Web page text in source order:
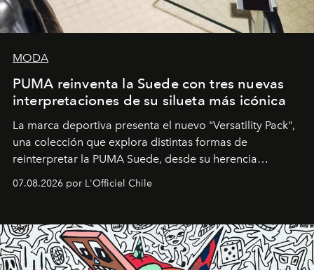
MODA
PUMA reinventa la Suede con tres nuevas
interpretaciones de su silueta más icónica
La marca deportiva presenta el nuevo "Versatility Pack",
una colección que explora distintas formas de
reinterpretar la PUMA Suede, desde su herencia
diseño y el universo outdoor.
07.08.2026 por L'Officiel Chile